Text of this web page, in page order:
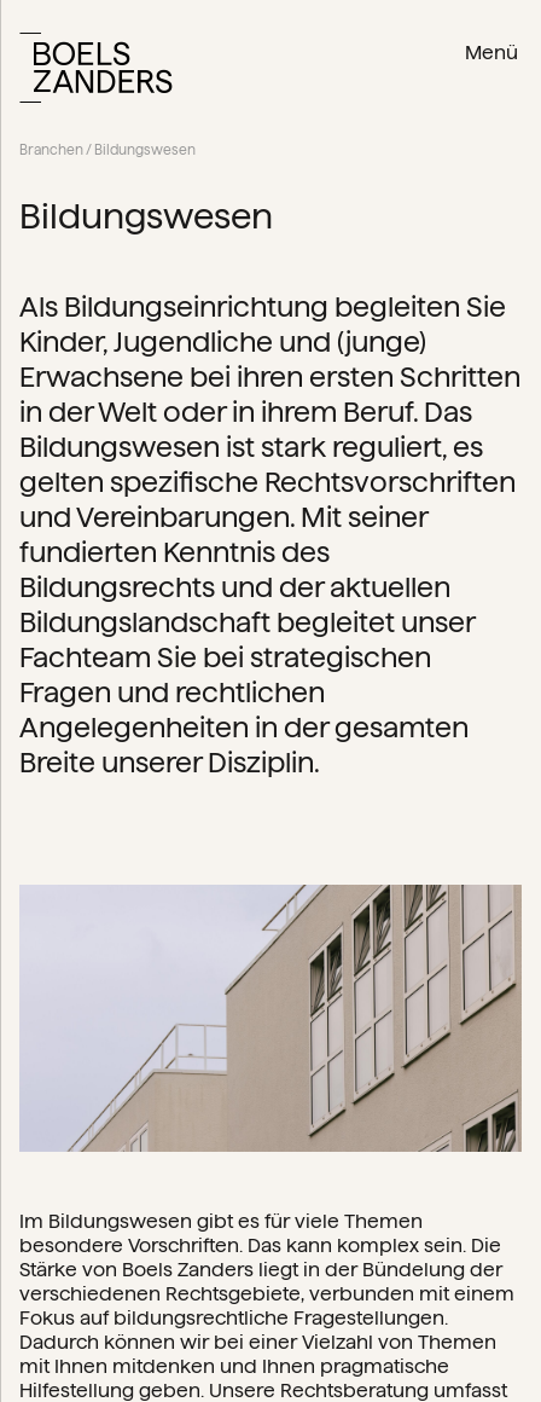
Menü
Branchen / Bildungswesen
Bildungswesen
Als Bildungseinrichtung begleiten Sie
Kinder, Jugendliche und (junge)
Erwachsene bei ihren ersten Schritten
in der Welt oder in ihrem Beruf. Das
Bildungswesen ist stark reguliert, es
gelten spezifische Rechtsvorschriften
und Vereinbarungen. Mit seiner
fundierten Kenntnis des
Bildungsrechts und der aktuellen
Bildungslandschaft begleitet unser
Fachteam Sie bei strategischen
Fragen und rechtlichen
Angelegenheiten in der gesamten
Breite unserer Disziplin.
Im Bildungswesen gibt es für viele Themen
besondere Vorschriften. Das kann komplex sein. Die
Stärke von Boels Zanders liegt in der Bündelung der
verschiedenen Rechtsgebiete, verbunden mit einem
Fokus auf bildungsrechtliche Fragestellungen.
Dadurch können wir bei einer Vielzahl von Themen
mit Ihnen mitdenken und Ihnen pragmatische
Hilfestellung geben. Unsere Rechtsberatung umfasst